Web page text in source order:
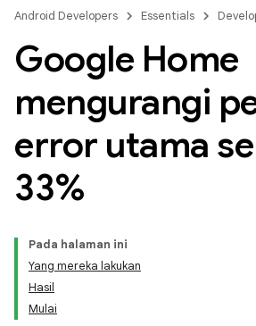
Android Developers Essentials
Google Home
mengurangi
error utama
33%
Pada halaman ini
Yang mereka lakukan
Hasil
Mulai